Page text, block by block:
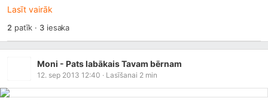
Lasīt vairāk
2 patīk · 3iesaka
Moni - Pats labākais Tavam bērnam
12. sep 2013 12:40 · Lasīšanai 2 min